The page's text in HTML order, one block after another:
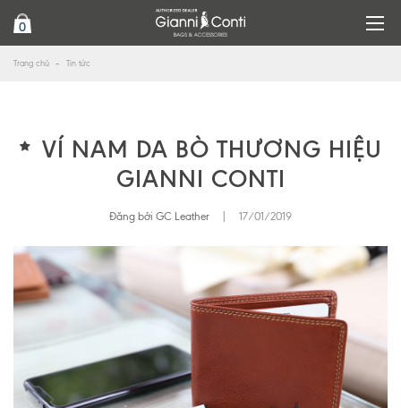
0
Trang chủ Tin tức
VÍ NAM DA BÒ THƯƠNG HIỆU
GIANNI CONTI
Đăng bởi GC Leather 17/01/2019